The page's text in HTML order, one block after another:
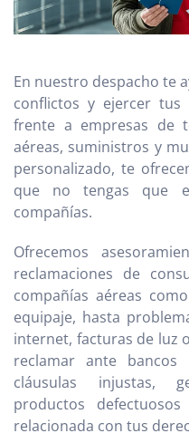
En nuestro despacho te
conflictos y ejercer tus
frente a empresas de
aéreas, suministros y
personalizado, te
que no tengas que
compañías.
Ofrecemos
reclamaciones de
compañías aéreas
equipaje, hasta
internet, facturas de luz
reclamar ante bancos
cláusulas injustas,
productos
relacionada con tus